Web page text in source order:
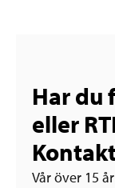
Har du
eller
Vår över 15